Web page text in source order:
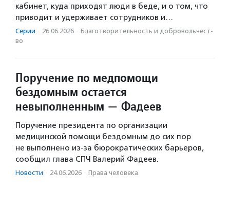
кабинет, куда приходят люди в беде, и о том, что
приводит и удерживает сотрудников и…
Серии · 26.06.2026 · Благотвори­тель­ность и доброволь­чест­
во
Поручение по медпомощи
бездомным остается
невыполненным — Фадеев
Поручение президента по организации
медицинской помощи бездомным до сих пор
не выполнено из-за бюрократических барьеров,
сообщил глава СПЧ Валерий Фадеев.
Новости · 24.06.2026 · Права человека